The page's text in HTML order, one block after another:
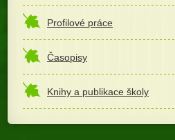
Profilové práce
Časopisy
Knihy a publikace školy